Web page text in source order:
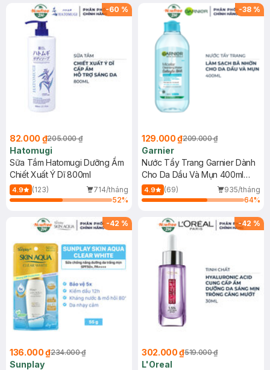
(SL có hạn)
-60 %
82.000 ₫205.000 ₫
Hatomugi
Sữa Tắm Hatomugi Dưỡng Ẩm
Chiết Xuất Ý Dĩ 800ml
4.9 (123)
714/tháng
52%
-38 %
129.000 ₫209.000 ₫
Garnier
Nước Tẩy Trang Garnier Dành
Cho Da Dầu Và Mụn 400ml
(Mới)
4.9 (69)
935/tháng
64%
-42 %
136.000 ₫234.000 ₫
Sunplay
-42 %
302.000 ₫519.000 ₫
L'Oreal